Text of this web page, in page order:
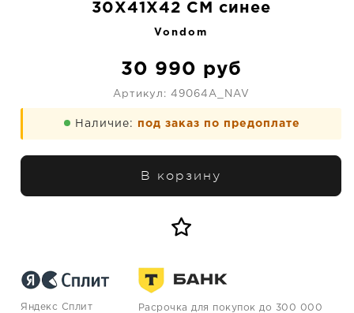
30X41X42 CM синее
Vondom
30 990 руб
Артикул: 49064A_NAV
Наличие: под заказ по предоплате
В корзину
Яндекс Сплит
Расрочка для покупок до 300 000